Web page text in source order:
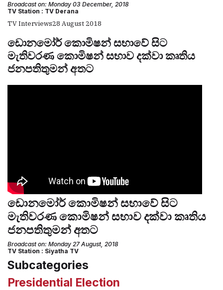
Broadcast on: Monday 03 December, 2018
TV Station : TV Derana
TV Interviews28 August 2018
ඩොනමෝර් කොමිෂන් සභාවේ සිට
මැතිවරණ කොමිෂන් සභාව දක්වා කෘතිය
ජනපතිතුමන් අතට
ඩොනමෝර් කොමිෂන් සභාවේ සිට
මැතිවරණ කොමිෂන් සභාව දක්වා කෘතිය
ජනපතිතුමන් අතට
Broadcast on: Monday 27 August, 2018
TV Station : Siyatha TV
Subcategories
Presidential Election